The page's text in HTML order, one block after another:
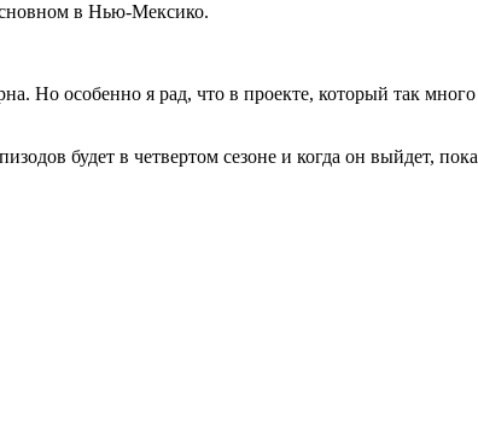
в Нью-Мексико.
Но особенно я рад, что в проекте, который так много
будет в четвертом сезоне и когда он выйдет,